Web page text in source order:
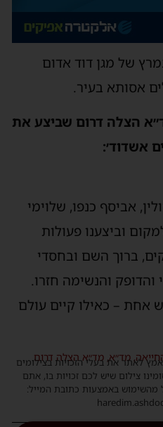
של מגן דוד אדום
אסותא בעיר.
הצלה דרום שביצע את
אשדוד׳:
אביסף כנפו, שלוימי
וביצענו פעולות
ברוך השם ובחסדי
והנשימה חזרו.
אחת – כאילו קיים עולם
, מד״א, מד״א הצלה דרום
לאתר את בעלי הזכויות בצילומים
צילום שיש לכם זכויות בו, אתם
מהשימוש באמצעות כתובת המייל: